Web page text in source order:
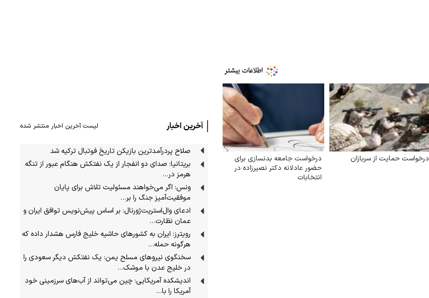
درخواست حمایت از سربازان
درخواست جامعه بدنسازی برای
حضور عادلانه دکتر نصیرزاده در
انتخابات
آخرین اخبار لیست آخرین اخبار منتشر شده
صلاح پردرآمدترین بازیکن تاریخ فوتبال ترکیه شد
بریتانیا: صدای دو انفجار از یک نفتکش هنگام عبور از تنگه
هرمز در…
ونس: اگر می‌خواهند مسئولیت تلاش برای پایان
موفقیت‌آمیز جنگ را بر…
ادعای وال‌استریت‌ژورنال: بر اساس پیش‌نویس توافق ایران و
عمان نظارت…
رویترز: ایران به کشورهای حاشیه خلیج فارس هشدار داده که
هرگونه حمله…
سخنگوی نیرو‌های مسلح یمن: یک نفتکش دیگر سعودی را
در خلیج عدن با موشک…
اندیشکده آمریکایی: چین می‌تواند از آب‌های سرزمینی خود
آمریکا را با…